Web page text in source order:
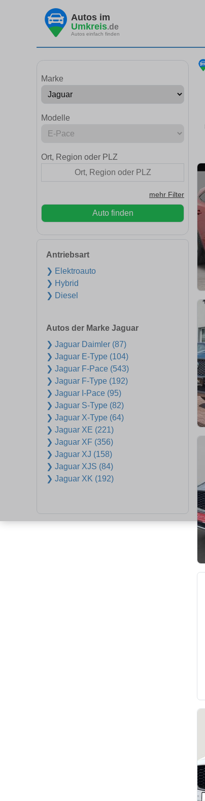
Autos im
Umkreis.de
Autos einfach finden
Marke
Modelle
Ort, Region oder PLZ
mehr Filter
Auto finden
Antriebsart
❯ Elektroauto
❯ Hybrid
❯ Diesel
Autos der Marke Jaguar
❯ Jaguar Daimler (87)
❯ Jaguar E-Type (104)
❯ Jaguar F-Pace (543)
❯ Jaguar F-Type (192)
❯ Jaguar I-Pace (95)
❯ Jaguar S-Type (82)
❯ Jaguar X-Type (64)
❯ Jaguar XE (221)
❯ Jaguar XF (356)
❯ Jaguar XJ (158)
❯ Jaguar XJS (84)
❯ Jaguar XK (192)